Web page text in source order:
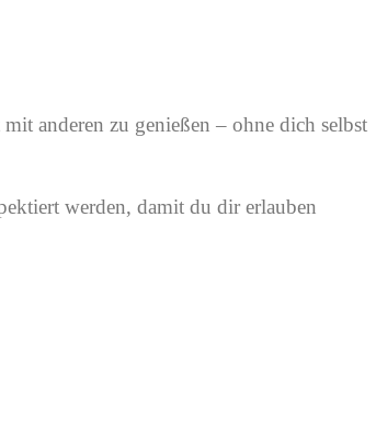
anderen zu genießen – ohne dich selbst
werden, damit du dir erlauben